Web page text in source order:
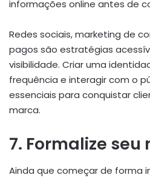
informações online antes de
Redes sociais, marketing de
pagos são estratégias
visibilidade. Criar uma
frequência e interagir com o
essenciais para conquistar
marca.
7. Formalize seu
Ainda que começar de forma